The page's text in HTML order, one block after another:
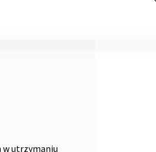
w utrzymaniu